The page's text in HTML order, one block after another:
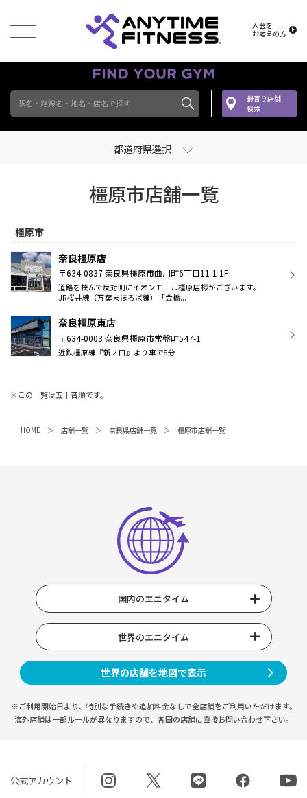
入会を
お考えの方
駅名・路線名・地名・店名で探す
最寄り店舗
検索
都道府県選択
橿原市店舗一覧
橿原市
奈良橿原店
〒634-0837 奈良県橿原市曲川町6丁目11-1 1F
道路を挟んで反対側にイオンモール橿原店様がございます。
JR桜井線（万葉まほろば線）「金橋...
奈良橿原東店
〒634-0003 奈良県橿原市常盤町547-1
近鉄橿原線『新ノ口』より車で8分
※この一覧は五十音順です。
HOME 店舗一覧 奈良県店舗一覧 橿原市店舗一覧
国内のエニタイム
世界のエニタイム
世界の店舗を地図で表示
※ご利用開始日より、特別な手続きや追加料金なしで全店舗をご利用いただけます。
海外店舗は一部ルールが異なりますので、 各国の店舗に直接お問い合わせ下さい。
公式アカウント